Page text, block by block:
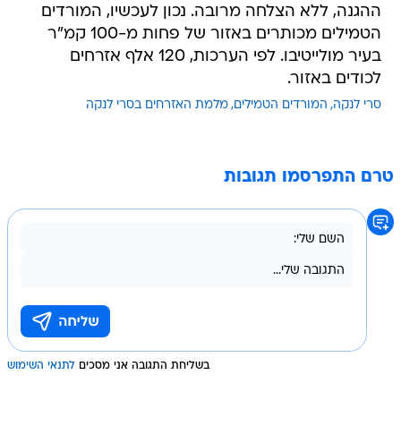
ההגנה, ללא הצלחה מרובה. נכון לעכשיו, המורדים
הטמילים מכותרים באזור של פחות מ-100 קמ"ר
בעיר מולייטיבו. לפי הערכות, 120 אלף אזרחים
לכודים באזור.
סרי לנקה המורדים הטמילים מלמת האזרחים בסרי לנקה
טרם התפרסמו תגובות
בשליחת התגובה אני מסכים לתנאי השימוש